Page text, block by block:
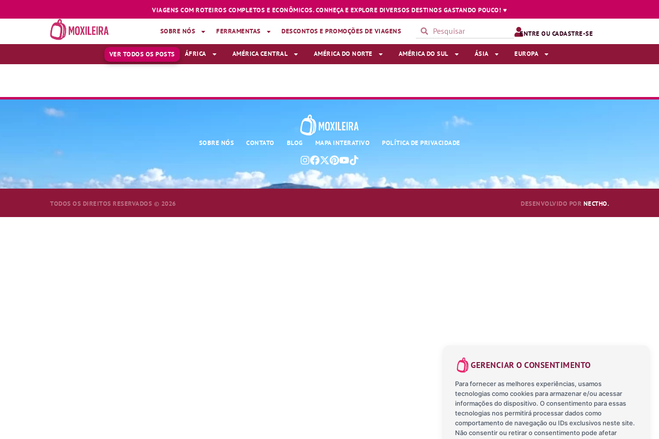
VIAGENS COM ROTEIROS COMPLETOS E ECONÔMICOS. CONHEÇA E EXPLORE DIVERSOS DESTINOS GASTANDO POUCO! ♥️
SOBRE NÓS FERRAMENTAS DESCONTOS E PROMOÇÕES DE VIAGENS ENTRE OU CADASTRE-SE
VER TODOS OS POSTS ÁFRICA AMÉRICA CENTRAL AMÉRICA DO NORTE AMÉRICA DO SUL ÁSIA EUROPA
SOBRE NÓS CONTATO BLOG MAPA INTERATIVO POLÍTICA DE PRIVACIDADE
TODOS OS DIREITOS RESERVADOS © 2026 DESENVOLVIDO POR NECTHO.
GERENCIAR O CONSENTIMENTO
Para fornecer as melhores experiências, usamos
tecnologias como cookies para armazenar e/ou acessar
informações do dispositivo. O consentimento para essas
tecnologias nos permitirá processar dados como
comportamento de navegação ou IDs exclusivos neste site.
Não consentir ou retirar o consentimento pode afetar